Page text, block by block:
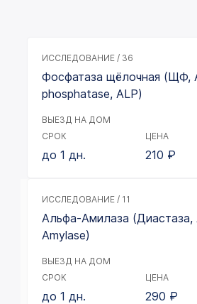
ИССЛЕДОВАНИЕ / 36
Фосфатаза щёлочная (ЩФ,
phosphatase, ALP)
ВЫЕЗД НА ДОМ
СРОК
до 1 дн.
ЦЕНА
210 ₽
ИССЛЕДОВАНИЕ / 11
Альфа-Амилаза (Диастаза,
Amylase)
ВЫЕЗД НА ДОМ
СРОК
до 1 дн.
ЦЕНА
290 ₽